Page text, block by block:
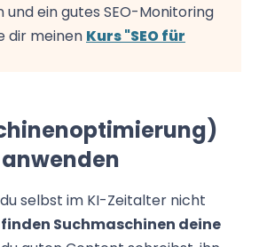
und ein gutes SEO-Monitoring
dir meinen Kurs "SEO für
selbst im KI-Zeitalter nicht
Suchmaschinen deine